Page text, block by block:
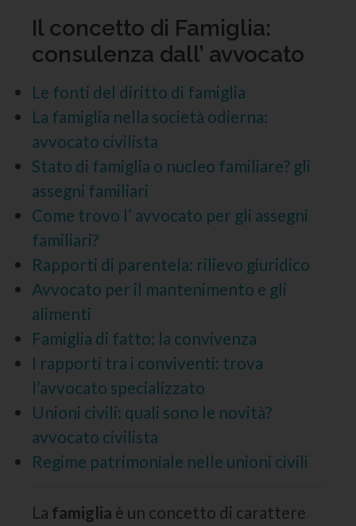
Il concetto di Famiglia:
consulenza dall’ avvocato
Le fonti del diritto di famiglia
La famiglia nella società odierna:
avvocato civilista
Stato di famiglia o nucleo familiare? gli
assegni familiari
Come trovo l’ avvocato per gli assegni
familiari?
Rapporti di parentela: rilievo giuridico
Avvocato per il mantenimento e gli
alimenti
Famiglia di fatto: la convivenza
I rapporti tra i conviventi: trova
l’avvocato specializzato
Unioni civili: quali sono le novità?
avvocato civilista
Regime patrimoniale nelle unioni civili
La famiglia è un concetto di carattere